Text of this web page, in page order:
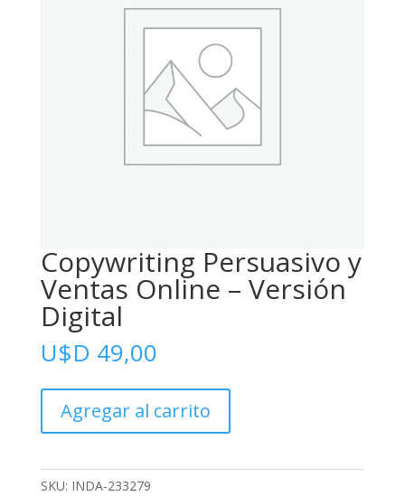
Copywriting Persuasivo y
Ventas Online – Versión
Digital
U$D 49,00
Persuasivo
Online
Agregar al carrito
SKU: INDA-233279